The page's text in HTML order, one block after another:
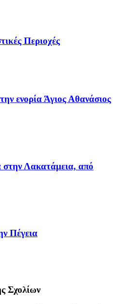
Περιοχές
ενορία Άγιος Αθανάσιος
στην Λακατάμεια, από
Πέγεια
Σχολίων